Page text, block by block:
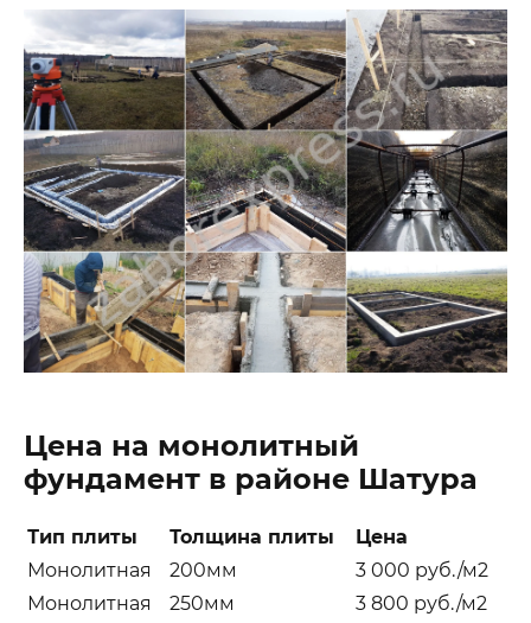
Цена на монолитный
фундамент в районе Шатура
Тип плиты Толщина плиты Цена
Монолитная
200мм 3 000 руб./м2
Монолитная
250мм 3 800 руб./м2